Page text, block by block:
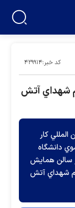
کد خبر:۴۲۹۹۱۴
شهداي آتش
كار
دانشگاه
سالن همايش
شهداي آتش